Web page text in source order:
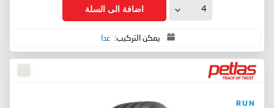
اضافة الى السلة
يمكن التركيب: غدا